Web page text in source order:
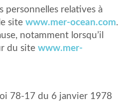
relatives à
site www.mer-ocean.com.
notamment lorsqu’il
du site www.mer-
78-17 du 6 janvier 1978